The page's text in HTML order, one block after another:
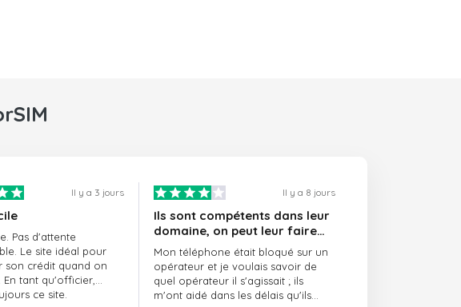
Il y a 3 jours
Pas d'attente
Le site idéal pour
son crédit quand on
En tant qu'officier,
ce site.
Il y a 8 jours
Ils sont compétents dans leur
domaine, on peut leur faire
confiance et ils sont toujours
ponctuels
Mon téléphone était bloqué sur un
opérateur et je voulais savoir de
quel opérateur il s'agissait ; ils
m'ont aidé dans les délais qu'ils